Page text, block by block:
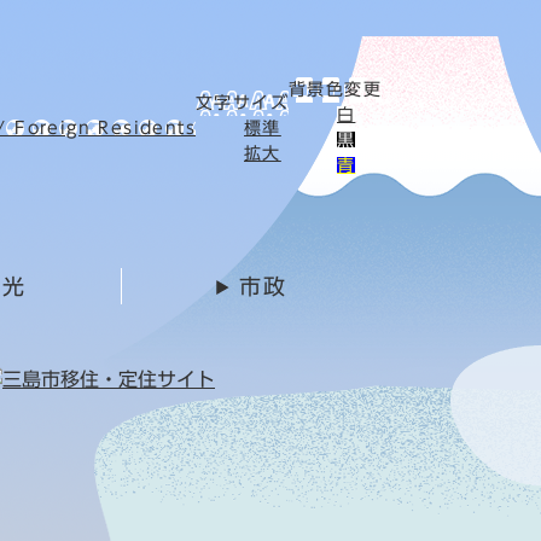
/ Foreign Residents
文字サイズ
標準
拡大
背景色変更
白
黒
青
市政
富士山からの贈り物「水の都三島」